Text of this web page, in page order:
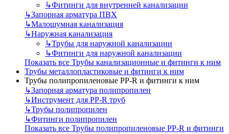
↳Фитинги для внутренней канализации
↳Запорная арматура ПВХ
↳Малошумная канализация
↳Наружная канализация
↳Трубы для наружной канализации
↳Фитинги для наружной канализации
Показать все Трубы канализационные и фитинги к ним
Трубы металлопластиковые и фитинги к ним
Трубы полипропиленовые PP-R и фитинги к ним
↳Запорная арматура полипропилен
↳Инструмент для PP-R труб
↳Трубы полипропилен
↳Фитинги полипропилен
Показать все Трубы полипропиленовые PP-R и фитинги